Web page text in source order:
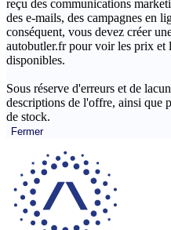
reçu des communications
des e-mails, des campagnes en
conséquent, vous devez créer
autobutler.fr pour voir les prix et
disponibles.
Sous réserve d'erreurs et de
descriptions de l'offre, ainsi que
de stock.
Fermer